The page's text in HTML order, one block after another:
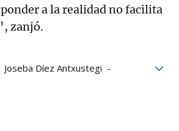
a la realidad no facilita
zanjó.
Joseba Díez Antxustegi